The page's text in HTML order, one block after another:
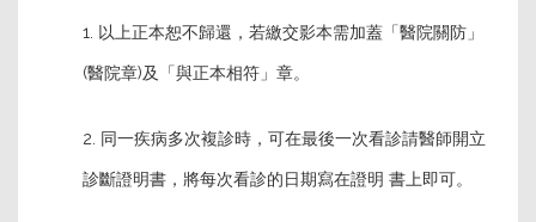
1. 以上正本恕不歸還，若繳交影本需加蓋「醫院關防」
(醫院章)及「與正本相符」章。
2. 同一疾病多次複診時，可在最後一次看診請醫師開立
診斷證明書，將每次看診的日期寫在證明 書上即可。